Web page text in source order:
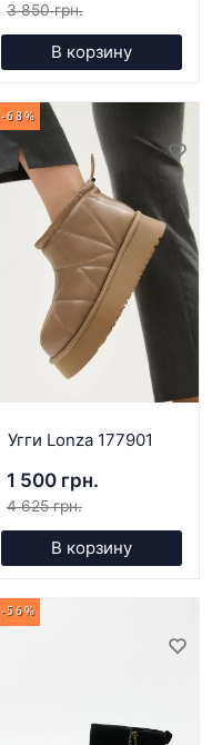
3 850 грн.
В корзину
-68%
Угги Lonza 177901
1 500 грн.
4 625 грн.
В корзину
-56%